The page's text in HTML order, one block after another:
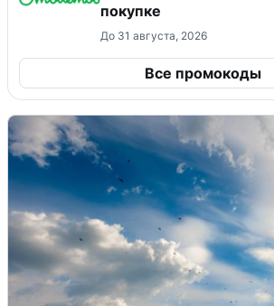
покупке
До 31 августа, 2026
Все промокоды